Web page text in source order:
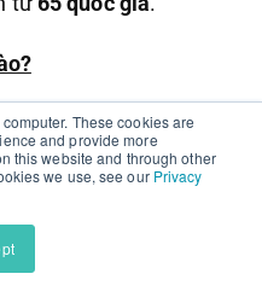
These cookies are
and provide more
this website and through other
we use, see our Privacy
trường mà bạn đam
giải quyết vấn đề
dự án của học sinh
vực chính
và lập trình,